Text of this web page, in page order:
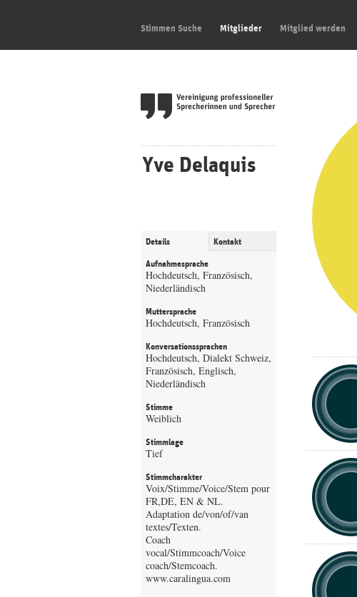
Stimmen Suche Mitglieder Mitglied werden
Yve Delaquis
Details Kontakt
Aufnahmesprache
Hochdeutsch, Französisch,
Niederländisch
Muttersprache
Hochdeutsch, Französisch
Konversationssprachen
Hochdeutsch, Dialekt Schweiz,
Französisch, Englisch,
Niederländisch
Stimme
Weiblich
Stimmlage
Tief
Stimmcharakter
Voix/Stimme/Voice/Stem pour
FR,DE, EN & NL.
Adaptation de/von/of/van
textes/Texten.
Coach
vocal/Stimmcoach/Voice
coach/Stemcoach.
www.caralingua.com